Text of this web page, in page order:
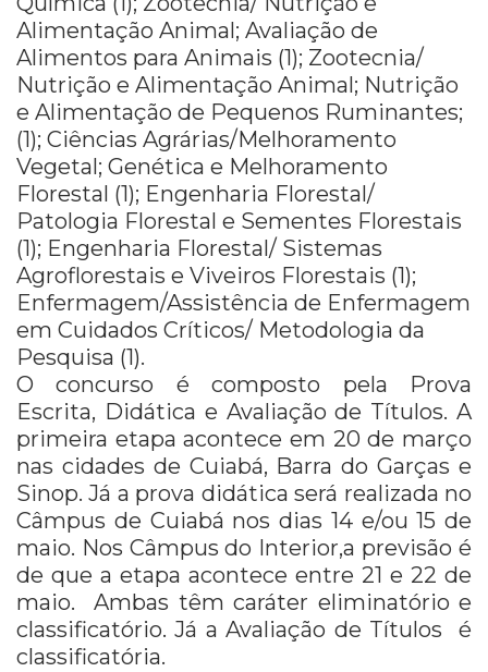
Alimentação Animal; Avaliação de
Alimentos para Animais (1); Zootecnia/
Nutrição e Alimentação Animal; Nutrição
e Alimentação de Pequenos Ruminantes;
(1); Ciências Agrárias/Melhoramento
Vegetal; Genética e Melhoramento
Florestal (1); Engenharia Florestal/
Patologia Florestal e Sementes Florestais
(1); Engenharia Florestal/ Sistemas
Agroflorestais e Viveiros Florestais (1);
Enfermagem/Assistência de Enfermagem
em Cuidados Críticos/ Metodologia da
Pesquisa (1).
O concurso é composto pela Prova
Escrita, Didática e Avaliação de Títulos. A
primeira etapa acontece em 20 de março
nas cidades de Cuiabá, Barra do Garças e
Sinop. Já a prova didática será realizada no
Câmpus de Cuiabá nos dias 14 e/ou 15 de
maio. Nos Câmpus do Interior,a previsão é
de que a etapa acontece entre 21 e 22 de
maio. Ambas têm caráter eliminatório e
classificatório. Já a Avaliação de Títulos é
classificatória.